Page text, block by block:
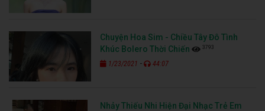
Chuyện Hoa Sim - Chiều Tây Đô Tình
Khúc Bolero Thời Chiến
3793
1/23/2021 - 44:07
Nhảy Thiếu Nhi Hiện Đại Nhạc Trẻ Em